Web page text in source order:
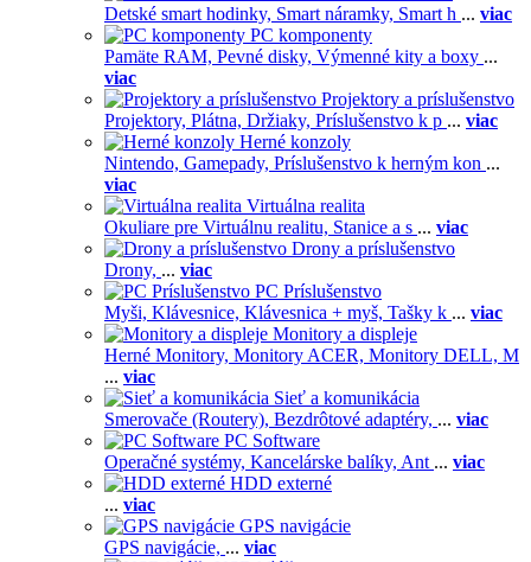
Detské smart hodinky, Smart náramky, Smart h ... viac
PC komponenty
Pamäte RAM, Pevné disky, Výmenné kity a boxy ...
viac
Projektory a príslušenstvo
Projektory, Plátna, Držiaky, Príslušenstvo k p ... viac
Herné konzoly
Nintendo, Gamepady, Príslušenstvo k herným kon ...
viac
Virtuálna realita
Okuliare pre Virtuálnu realitu, Stanice a s ... viac
Drony a príslušenstvo
Drony, ... viac
PC Príslušenstvo
Myši, Klávesnice, Klávesnica + myš, Tašky k ... viac
Monitory a displeje
Herné Monitory, Monitory ACER, Monitory DELL, M
... viac
Sieť a komunikácia
Smerovače (Routery), Bezdrôtové adaptéry, ... viac
PC Software
Operačné systémy, Kancelárske balíky, Ant ... viac
HDD externé
... viac
GPS navigácie
GPS navigácie, ... viac